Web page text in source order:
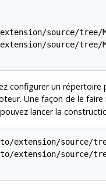
source/tree/
source/
configurer un
Une façon de le
lancer la
to/extension/source/
to/extension/source/